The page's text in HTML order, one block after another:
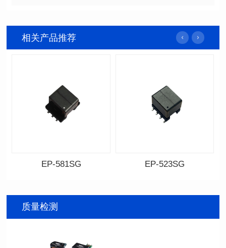
相关产品推荐
封装尺寸: 13.3*10.0*9.0
封装类型: SMT
功率 (Watts): 1
EP-581SG
封装类型: SMT
EP-523SG
质量检测